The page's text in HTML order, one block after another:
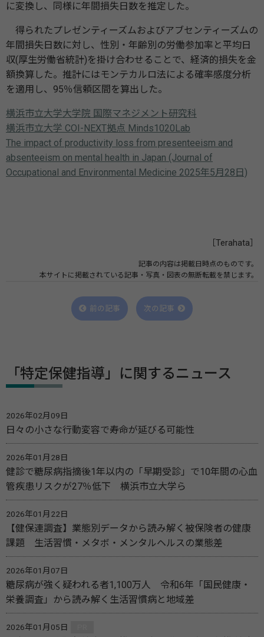
に変換し、同様に年間損失日数を推定した。
得られたプレゼンティーズムおよびアブセンティーズムの
年間損失日数に対し、性別・年齢別の労働参加率と平均日
収(厚生労働省統計)を掛け合わせることで、経済的損失を金
額換算した。推計にはモンテカルロ法による確率感度分析
を適用し、95％信頼区間を算出した。
横浜市立大学大学院 国際マネジメント研究科
横浜市立大学 COI-NEXT拠点 Minds1020Lab
The impact of productivity loss from presenteeism and
absenteeism on mental health in Japan (Journal of
Occupational and Environmental Medicine 2025年5月28日)
［Terahata］
記事の内容は掲載日時点のものです。
本サイトに掲載されている記事・写真・図表の無断転載を禁じます。
前の記事 次の記事
「特定保健指導」に関するニュース
2026年02月09日
日々の小さな行動変容で寿命が延びる可能性
2026年01月28日
健診で糖尿病指摘後1年以内の「早期受診」で10年間の心血
管疾患リスクが27％低下 横浜市立大学ら
2026年01月22日
【健保連調査】業態別データから読み解く被保険者の健康
課題 生活習慣・メタボ・メンタルヘルスの業態差
2026年01月07日
糖尿病が強く疑われる者1,100万人 令和6年「国民健康・
栄養調査」から読み解く生活習慣病と地域差
2026年01月05日